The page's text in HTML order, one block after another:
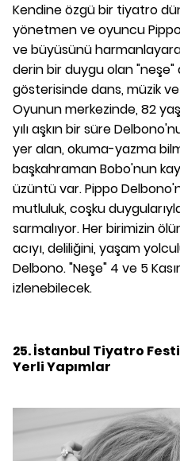
Kendine özgü bir tiyatro
yönetmen ve oyuncu
ve büyüsünü
derin bir duygu olan
gösterisinde dans, müzik
Oyunun merkezinde, 82
yılı aşkın bir süre
yer alan, okuma-yazma
başkahraman Bobo'nun
üzüntü var. Pippo
mutluluk, coşku
sarmalıyor. Her birimizin
acıyı, deliliğini, yaşam
Delbono. "Neşe" 4 ve 5
izlenebilecek.
25. İstanbul Tiyatro
Yerli Yapımlar